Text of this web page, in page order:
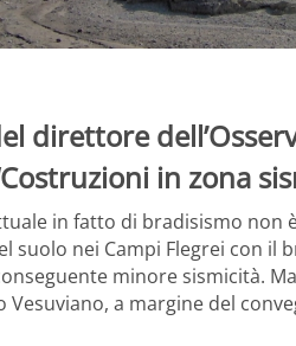
direttore
in zona
in fatto di bradisismo
suolo nei Campi Flegrei con
minore sismicità.
Vesuviano, a margine del